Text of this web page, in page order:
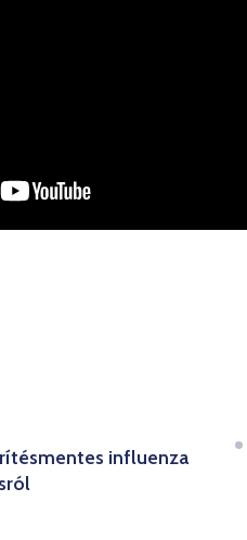
influenza